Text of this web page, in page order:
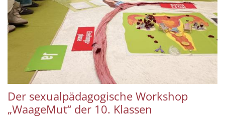
Der sexualpädagogische Workshop
„WaageMut“ der 10. Klassen